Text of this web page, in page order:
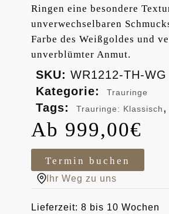
Ringen eine besondere
unverwechselbaren
Farbe des Weißgoldes und
unverblümter Anmut.
SKU: WR1212-TH-WG
Kategorie:
Trauringe
Tags: Trauringe: Klassisch,
999,00€
Termin buchen
Ihr Weg zu uns
Lieferzeit: 8 bis 10 Wochen